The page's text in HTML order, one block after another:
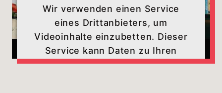
Wir verwenden einen Service
eines Drittanbieters, um
Videoinhalte einzubetten. Dieser
Service kann Daten zu Ihren
Aktivitäten sammeln. Bitte lesen